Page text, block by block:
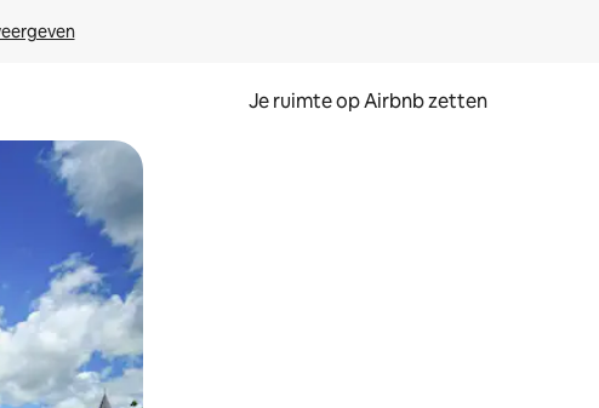
Je ruimte op Airbnb zetten